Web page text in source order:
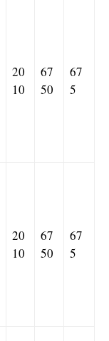
20
10
67
50
67
5
20
10
67
50
67
5